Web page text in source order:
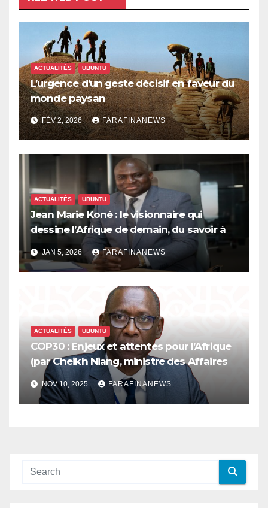
ACTUALITÉS UBUNTU
L’urgence d’un geste décisif en faveur du
monde paysan
FÉV 2, 2026 FARAFINANEWS
ACTUALITÉS UBUNTU
Jean Marie Koné : le visionnaire qui
dessine l’Afrique de demain, du savoir à
l’innovation
JAN 5, 2026 FARAFINANEWS
ACTUALITÉS UBUNTU
COP30 : Enjeux et attentes pour l’Afrique
(par Cheikh Niang, ministre des Affaires
étrangères)
NOV 10, 2025 FARAFINANEWS